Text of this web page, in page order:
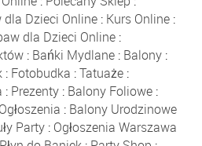
Dzieci Online: Kurs Online:
dla Dzieci Online :
: Bańki Mydlane : Balony :
: Fotobudka :Tatuaże:
: Prezenty : Balony Foliowe :
: Balony Urodzinowe
Party : Ogłoszenia Warszawa